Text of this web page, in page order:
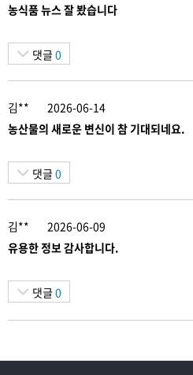
농식품 뉴스 잘 봤습니다
댓글 0
김**
2026-06-14
농산물의 새로운 변신이 참 기대되네요.
댓글 0
김**
2026-06-09
유용한 정보 감사합니다.
댓글 0